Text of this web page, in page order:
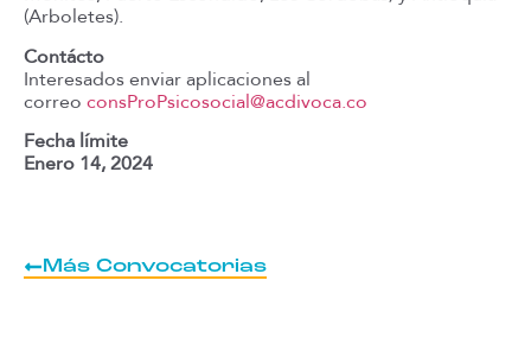
(Arboletes).
Contácto
Interesados enviar aplicaciones al
correo consProPsicosocial@acdivoca.co
Fecha límite
Enero 14, 2024
Más Convocatorias